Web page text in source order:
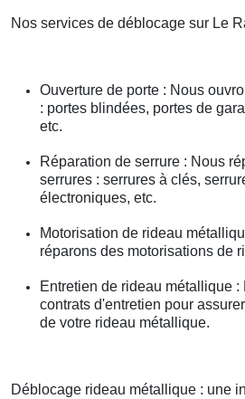
Nos services de déblocage sur Le
Ouverture de porte : Nous
: portes blindées, portes de
etc.
Réparation de serrure : Nous
serrures : serrures à clés,
électroniques, etc.
Motorisation de rideau
réparons des motorisations de
Entretien de rideau métallique
contrats d'entretien pour
de votre rideau métallique.
Déblocage rideau métallique : une